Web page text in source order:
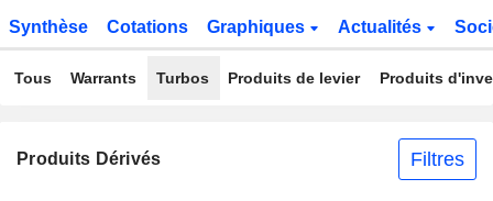
Synthèse Cotations Graphiques Actualités
Tous Warrants Turbos Produits de levier Produits
Produits Dérivés Filtres